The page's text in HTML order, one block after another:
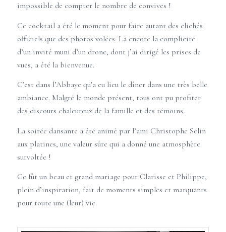
impossible de compter le nombre de convives !
Ce cocktail a été le moment pour faire autant des clichés
officiels que des photos volées. Là encore la complicité
d’un invité muni d’un drone, dont j’ai dirigé les prises de
vues, a été la bienvenue.
C’est dans l’Abbaye qu’a eu lieu le dîner dans une très belle
ambiance. Malgré le monde présent, tous ont pu profiter
des discours chaleureux de la famille et des témoins.
La soirée dansante a été animé par l’ami Christophe Selin
aux platines, une valeur sûre qui a donné une atmosphère
survoltée !
Ce fût un beau et grand mariage pour Clarisse et Philippe,
plein d’inspiration, fait de moments simples et marquants
pour toute une (leur) vie.